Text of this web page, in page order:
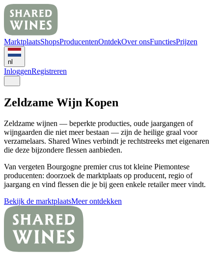
MarktplaatsShopsProducentenOntdekOver onsFunctiesPrijzen
nl
InloggenRegistreren
Zeldzame Wijn Kopen
Zeldzame wijnen — beperkte producties, oude jaargangen of
wijngaarden die niet meer bestaan — zijn de heilige graal voor
verzamelaars. Shared Wines verbindt je rechtstreeks met eigenaren
die deze bijzondere flessen aanbieden.
Van vergeten Bourgogne premier crus tot kleine Piemontese
producenten: doorzoek de marktplaats op producent, regio of
jaargang en vind flessen die je bij geen enkele retailer meer vindt.
Bekijk de marktplaatsMeer ontdekken